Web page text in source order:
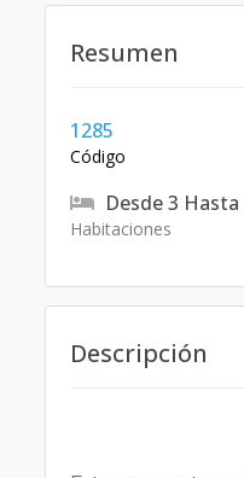
Resumen
1285
Código
Desde3 Hasta
Habitaciones
Descripción